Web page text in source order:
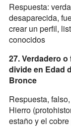
Respuesta:
desaparecida,
crear un perfil,
conocidos
27. Verdadero
divide en Edad
Bronce
Respuesta,
Hierro
estaño y el